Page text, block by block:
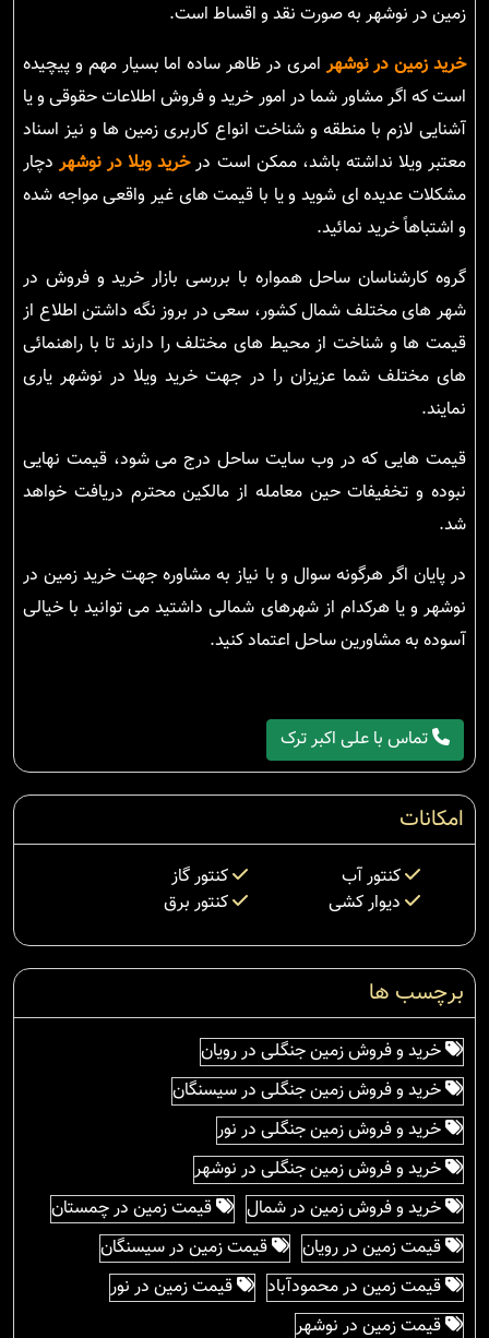
زمین در نوشهر به صورت نقد و اقساط است.
خرید زمین در نوشهر امری در ظاهر ساده اما بسیار مهم و پیچیده
است که اگر مشاور شما در امور خرید و فروش اطلاعات حقوقی و یا
آشنایی لازم با منطقه و شناخت انواع کاربری زمین ها و نیز اسناد
معتبر ویلا نداشته باشد، ممکن است درخرید ویلا در نوشهردچار
مشکلات عدیده ای شوید و یا با قیمت های غیر واقعی مواجه شده
و اشتباهاً خرید نمائید.
گروه کارشناسان ساحل همواره با بررسی بازار خرید و فروش در
شهر های مختلف شمال کشور، سعی در بروز نگه داشتن اطلاع از
قیمت ها و شناخت از محیط های مختلف را دارند تا با راهنمائی
های مختلف شما عزیزان را در جهت خرید ویلا در نوشهر یاری
نمایند.
قیمت هایی که در وب سایت ساحل درج می شود، قیمت نهایی
نبوده و تخفیفات حین معامله از مالکین محترم دریافت خواهد
شد.
در پایان اگر هرگونه سوال و با نیاز به مشاوره جهت خرید زمین در
نوشهر و یا هرکدام از شهرهای شمالی داشتید می توانید با خیالی
آسوده به مشاورین ساحل اعتماد کنید.
تماس با علی اکبر ترک
امکانات
کنتور آب
کنتور گاز
دیوار کشی
کنتور برق
برچسب ها
خرید و فروش زمین جنگلی در رویان
خرید و فروش زمین جنگلی در سیسنگان
خرید و فروش زمین جنگلی در نور
خرید و فروش زمین جنگلی در نوشهر
خرید و فروش زمین در شمال
قیمت زمین در چمستان
قیمت زمین در رویان
قیمت زمین در سیسنگان
قیمت زمین در محمودآباد
قیمت زمین در نور
قیمت زمین در نوشهر